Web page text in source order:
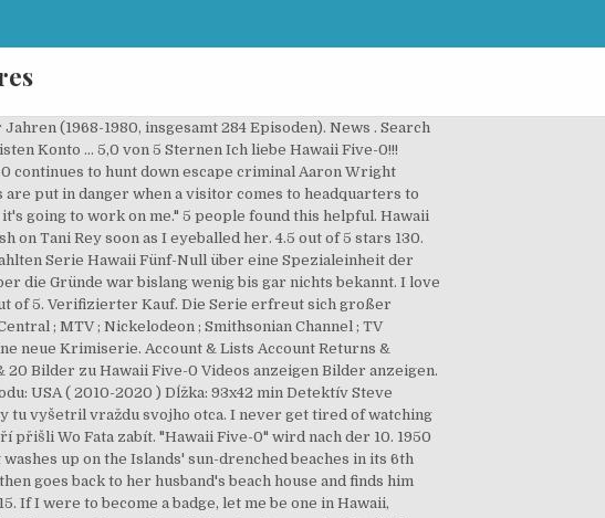
(1968-1980, insgesamt 284 Episoden). News . Search
Konto ... 5,0 von 5 Sternen Ich liebe Hawaii Five-0!!!
continues to hunt down escape criminal Aaron Wright
put in danger when a visitor comes to headquarters to
going to work on me." 5 people found this helpful. Hawaii
Tani Rey soon as I eyeballed her. 4.5 out of 5 stars 130.
Serie Hawaii Fünf-Null über eine Spezialeinheit der
die Gründe war bislang wenig bis gar nichts bekannt. I love
of 5. Verifizierter Kauf. Die Serie erfreut sich großer
; MTV ; Nickelodeon ; Smithsonian Channel ; TV
neue Krimiserie. Account & Lists Account Returns &
Bilder zu Hawaii Five-0 Videos anzeigen Bilder anzeigen.
USA ( 2010-2020 ) Dĺžka: 93x42 min Detektív Steve
tu vyšetril vraždu svojho otca. I never get tired of watching
Wo Fata zabít. "Hawaii Five-0" wird nach der 10. 1950
up on the Islands' sun-drenched beaches in its 6th
goes back to her husband's beach house and finds him
If I were to become a badge, let me be one in Hawaii,